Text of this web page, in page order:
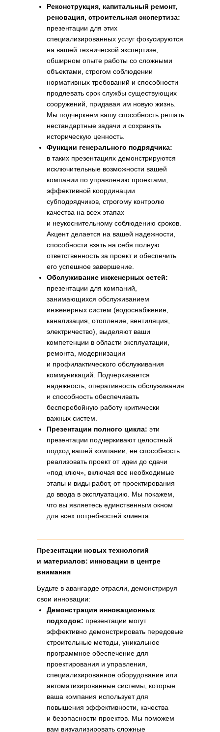
Реконструкция, капитальный ремонт,
реновация, строительная экспертиза:
презентации для этих
специализированных услуг фокусируются
на вашей технической экспертизе,
обширном опыте работы со сложными
объектами, строгом соблюдении
нормативных требований и способности
продлевать срок службы существующих
сооружений, придавая им новую жизнь.
Мы подчеркнем вашу способность решать
нестандартные задачи и сохранять
историческую ценность.
Функции генерального подрядчика:
в таких презентациях демонстрируются
исключительные возможности вашей
компании по управлению проектами,
эффективной координации
субподрядчиков, строгому контролю
качества на всех этапах
и неукоснительному соблюдению сроков.
Акцент делается на вашей надежности,
способности взять на себя полную
ответственность за проект и обеспечить
его успешное завершение.
Обслуживание инженерных сетей:
презентации для компаний,
занимающихся обслуживанием
инженерных систем (водоснабжение,
канализация, отопление, вентиляция,
электричество), выделяют ваши
компетенции в области эксплуатации,
ремонта, модернизации
и профилактического обслуживания
коммуникаций. Подчеркивается
надежность, оперативность обслуживания
и способность обеспечивать
бесперебойную работу критически
важных систем.
Презентации полного цикла: эти
презентации подчеркивают целостный
подход вашей компании, ее способность
реализовать проект от идеи до сдачи
«под ключ», включая все необходимые
этапы и виды работ, от проектирования
до ввода в эксплуатацию. Мы покажем,
что вы являетесь единственным окном
для всех потребностей клиента.
Презентации новых технологий
и материалов: инновации в центре
внимания
Будьте в авангарде отрасли, демонстрируя
свои инновации:
Демонстрация инновационных
подходов: презентации могут
эффективно демонстрировать передовые
строительные методы, уникальное
программное обеспечение для
проектирования и управления,
специализированное оборудование или
автоматизированные системы, которые
ваша компания использует для
повышения эффективности, качества
и безопасности проектов. Мы поможем
вам визуализировать сложные